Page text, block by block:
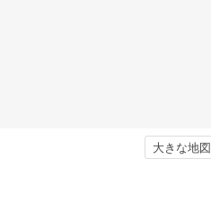
大きな地図